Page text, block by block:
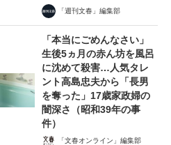
「週刊文春」編集部
「本当にごめんなさい」
生後5ヵ月の赤ん坊を風呂
に沈めて殺害…人気タレ
ント高島忠夫から「長男
を奪った」17歳家政婦の
闇深さ（昭和39年の事
件）
「文春オンライン」編集部